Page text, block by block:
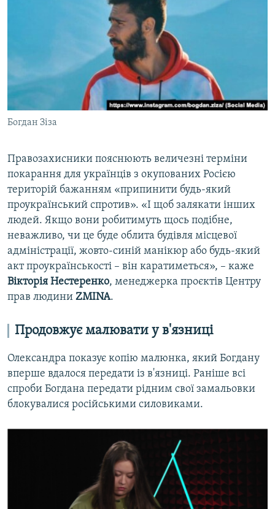
Богдан Зіза
Правозахисники пояснюють величезні терміни
покарання для українців з окупованих Росією
територій бажанням «припинити будь-який
проукраїнський спротив». «І щоб залякати інших
людей. Якщо вони робитимуть щось подібне,
неважливо, чи це буде облита будівля місцевої
адміністрації, жовто-синій манікюр або будь-який
акт проукраїнськості – він каратиметься», – каже
Вікторія Нестеренко, менеджерка проєктів Центру
прав людини ZMINA.
Продовжує малювати у в'язниці
Олександра показує копію малюнка, який Богдану
вперше вдалося передати із в'язниці. Раніше всі
спроби Богдана передати рідним свої замальовки
блокувалися російськими силовиками.